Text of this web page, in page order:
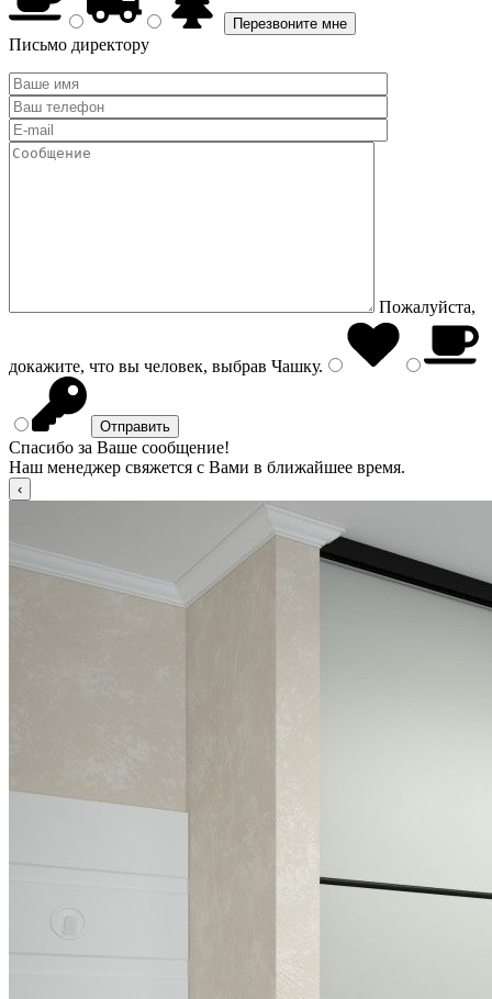
Письмо директору
Пожалуйста,
докажите, что вы человек, выбрав Чашку.
Спасибо за Ваше сообщение!
Наш менеджер свяжется с Вами в ближайшее время.